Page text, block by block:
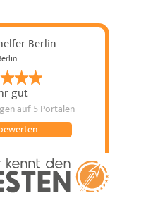
Berlin
gut
auf 5 Portalen
Umzugshelfer Berlin
hat5von5 Sternen |